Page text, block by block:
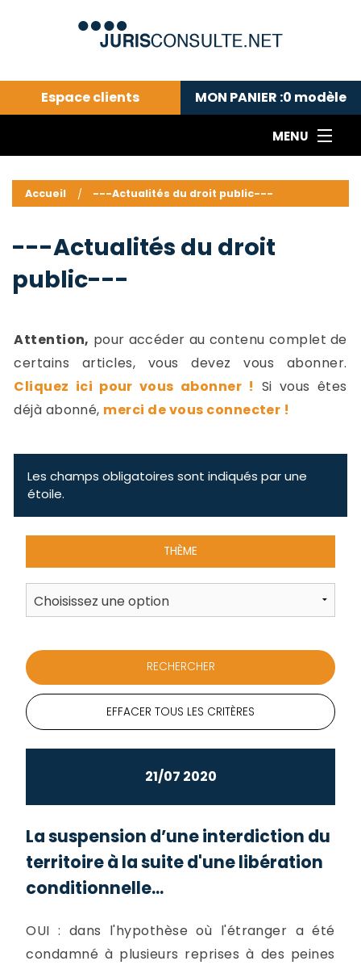
Espace clients MON PANIER :0 modèle
MENU
---Actualités du droit public---
Droit pénal---
Droit privé ---
Abonnement aux actualités
Accueil ---Actualités du droit public---
---Actualités du droit
public---
Attention, pour accéder au contenu complet de
certains articles, vous devez vous abonner.
Cliquez ici pour vous abonner ! Si vous êtes
déjà abonné, merci de vous connecter !
Les champs obligatoires sont indiqués par une
étoile.
THÈME
EFFACER TOUS LES CRITÈRES
21/07 2020
La suspension d’une interdiction du
territoire à la suite d'une libération
conditionnelle...
OUI : dans l'hypothèse où l'étranger a été
condamné à plusieurs reprises à des peines